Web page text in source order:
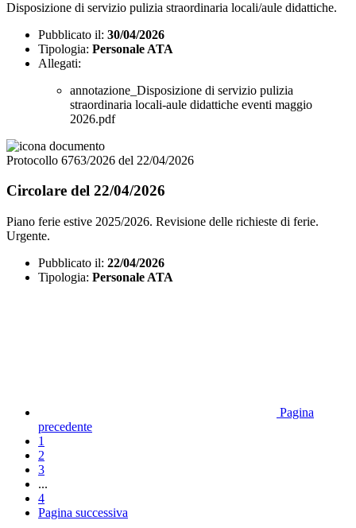
Disposizione di servizio pulizia straordinaria locali/aule didattiche.
Pubblicato il: 30/04/2026
Tipologia: Personale ATA
Allegati:
annotazione_Disposizione di servizio pulizia
straordinaria locali-aule didattiche eventi maggio
2026.pdf
Protocollo 6763/2026 del 22/04/2026
Circolare del 22/04/2026
Piano ferie estive 2025/2026. Revisione delle richieste di ferie.
Urgente.
Pubblicato il: 22/04/2026
Tipologia: Personale ATA
Pagina
precedente
1
2
3
...
4
Pagina successiva